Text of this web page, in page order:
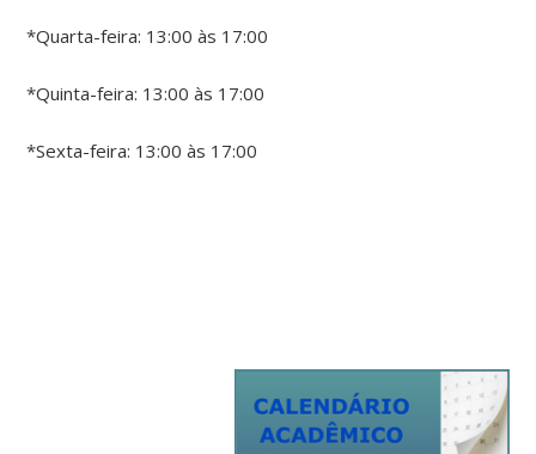
*Quarta-feira: 13:00 às 17:00
*Quinta-feira: 13:00 às 17:00
*Sexta-feira: 13:00 às 17:00